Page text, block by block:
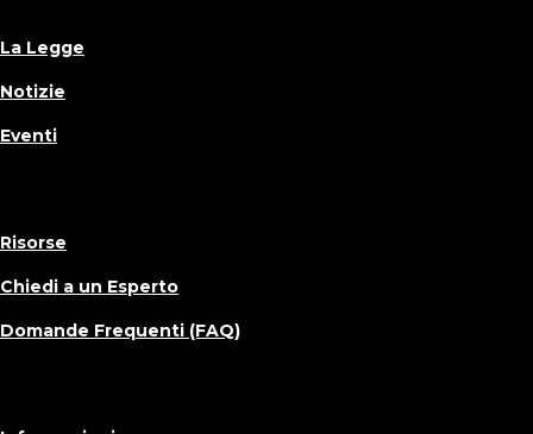
La Legge
Notizie
Eventi
Risorse
Chiedi a un Esperto
Domande Frequenti (FAQ)